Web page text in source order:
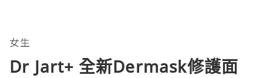
女生
Dr Jart+ 全新Dermask修護面